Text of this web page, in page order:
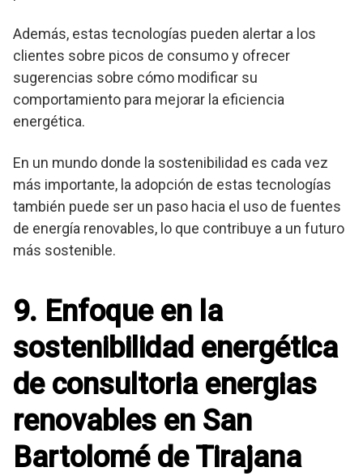
Además, estas tecnologías pueden alertar a los
clientes sobre picos de consumo y ofrecer
sugerencias sobre cómo modificar su
comportamiento para mejorar la eficiencia
energética.
En un mundo donde la sostenibilidad es cada vez
más importante, la adopción de estas tecnologías
también puede ser un paso hacia el uso de fuentes
de energía renovables, lo que contribuye a un futuro
más sostenible.
9. Enfoque en la
sostenibilidad energética
de consultoria energias
renovables en San
Bartolomé de Tirajana